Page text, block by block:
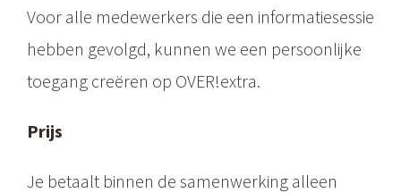
Voor alle medewerkers die een informatiesessie
hebben gevolgd, kunnen we een persoonlijke
toegang creëren op OVER!extra.
Prijs
Je betaalt binnen de samenwerking alleen